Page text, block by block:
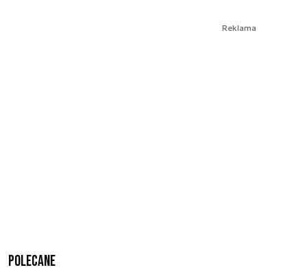
Reklama
Polecane